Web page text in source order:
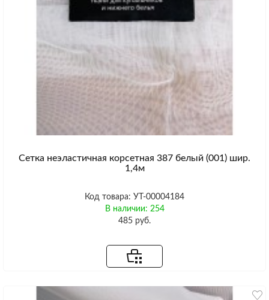
Сетка неэластичная корсетная 387 белый (001) шир.
1,4м
Код товара: УТ-00004184
В наличии: 254
485 руб.